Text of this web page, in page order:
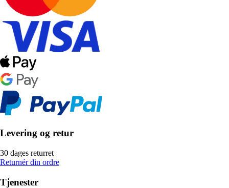
Levering og retur
30 dages returret
Returnér din ordre
Tjenester